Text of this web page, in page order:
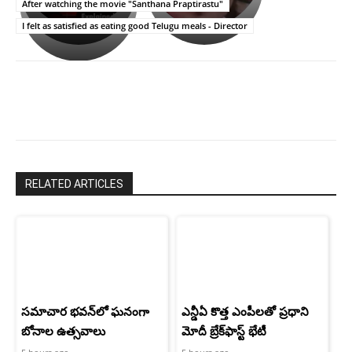
హీరోయిన్‏గా
ఉపాసన..
పాపం
రామ్
After watching the movie "Santhana Praptirastu"
I felt as satisfied as eating good Telugu meals - Director
RELATED ARTICLES
సమాచార భవన్‌లో ఘనంగా
బోనాల ఉత్సవాలు
ఎన్డీఏ కొత్త ఎంపీలతో ప్రధాని
మోదీ బ్రేక్‌ఫాస్ట్ భేటీ